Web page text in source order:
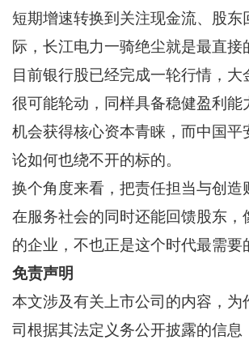
短期增速转换到关注现金流、股东
际，长江电力一骑绝尘就是最直接
目前银行股已经完成一轮行情，大
很可能轮动，同样具备稳健盈利能
机会获得核心资本青睐，而中国平
论如何也绕不开的标的。
换个角度来看，把责任担当与创造
在服务社会的同时还能回馈股东，
的企业，不也正是这个时代最需要
免责声明
本文涉及有关上市公司的内容，为
司根据其法定义务公开披露的信息